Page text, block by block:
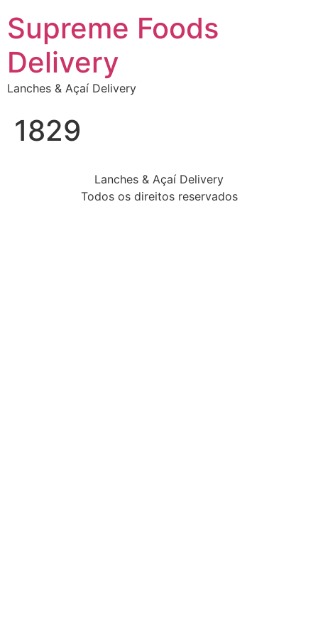
Supreme Foods
Delivery
Lanches & Açaí Delivery
1829
Lanches & Açaí Delivery
Todos os direitos reservados